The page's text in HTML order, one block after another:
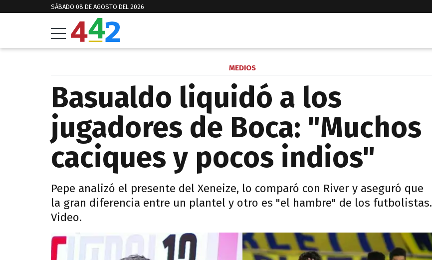
SÁBADO 08 DE AGOSTO DEL 2026
MEDIOS
Basualdo liquidó a los
jugadores de Boca: "Muchos
caciques y pocos indios"
Pepe analizó el presente del Xeneize, lo comparó con River y aseguró que
la gran diferencia entre un plantel y otro es "el hambre" de los futbolistas.
Video.